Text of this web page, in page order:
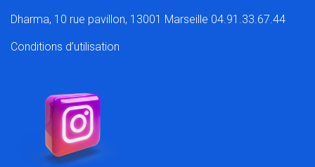
Dharma, 10 rue pavillon, 13001 Marseille 04.91.33.67.44
Conditions d’utilisation